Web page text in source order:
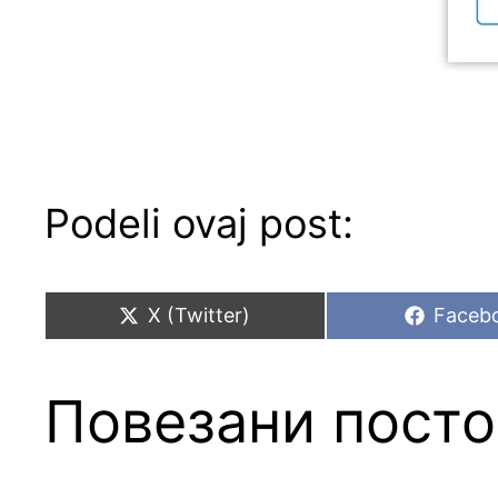
Podeli ovaj post:
Share
on
X (Twitter)
Share
on
Повезани